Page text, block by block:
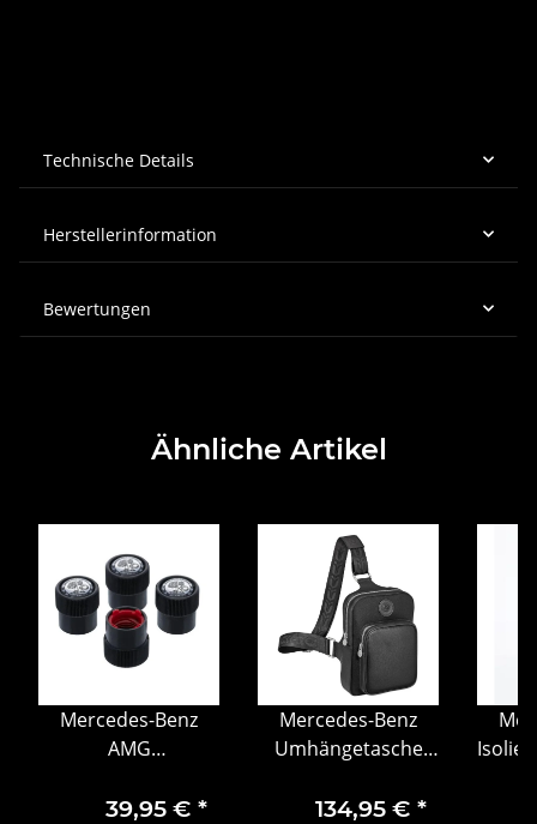
Technische Details
Herstellerinformation
Bewertungen
Ähnliche Artikel
Mercedes-Benz
AMG
Set, 4-teilig, schwarz
39,95 € *
Mercedes-Benz
Umhängetasche
Leder Polyamid
134,95 € *